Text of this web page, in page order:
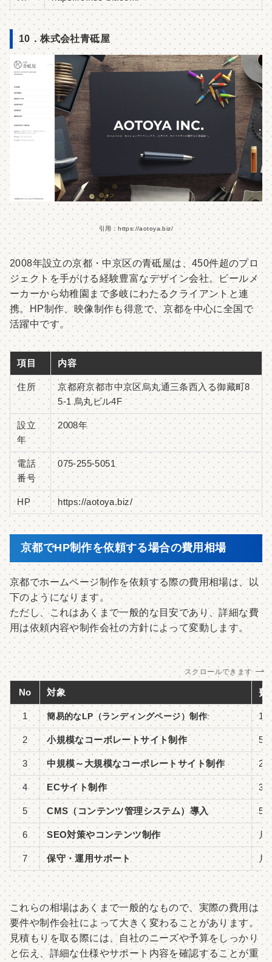
10．株式会社青砥屋
引用：https://aotoya.biz/
2008年設立の京都・中京区の青砥屋は、450件超のプロ
ジェクトを手がける経験豊富なデザイン会社。ビールメ
ーカーから幼稚園まで多岐にわたるクライアントと連
携。HP制作、映像制作も得意で、京都を中心に全国で
活躍中です。
項目 内容
住所
京都府京都市中京区烏丸通三条西入る御藏町8
5-1 烏丸ビル4F
設立
年
2008年
電話
番号
075-255-5051
HP https://aotoya.biz/
京都でHP制作を依頼する場合の費用相場
京都でホームページ制作を依頼する際の費用相場は、以
下のようになります。
ただし、これはあくまで一般的な目安であり、詳細な費
用は依頼内容や制作会社の方針によって変動します。
スクロールできます
No 対象 費
1 簡易的なLP（ランディングページ）制作: 10
2 小規模なコーポレートサイト制作 50
3 中規模～大規模なコーポレートサイト制作
4 ECサイト制作
5 CMS（コンテンツ管理システム）導入 50
6 SEO対策やコンテンツ制作 月
7 保守・運用サポート 月
これらの相場はあくまで一般的なもので、実際の費用は
要件や制作会社によって大きく変わることがあります。
見積もりを取る際には、自社のニーズや予算をしっかり
と伝え、詳細な仕様やサポート内容を確認することが重